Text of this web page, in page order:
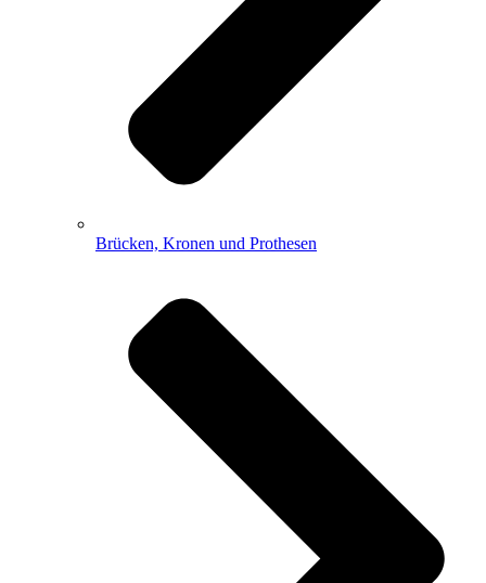
Brücken, Kronen und Prothesen